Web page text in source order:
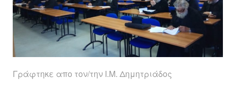
Γράφτηκε απο τον/την Ι.Μ. Δημητριάδος